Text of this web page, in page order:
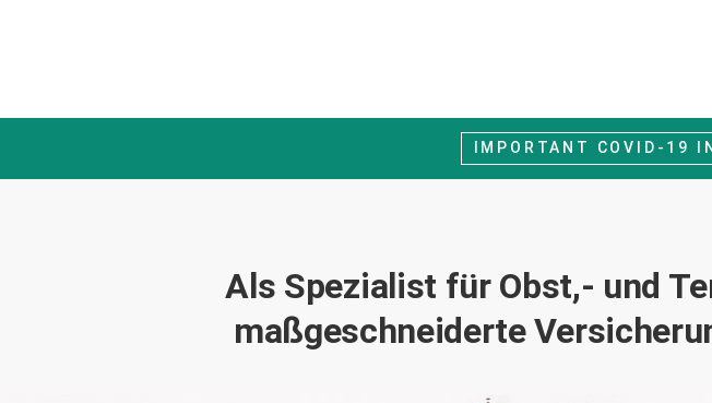
IMPORTANT COVID-19
Als Spezialist für Obst,- und
maßgeschneiderte